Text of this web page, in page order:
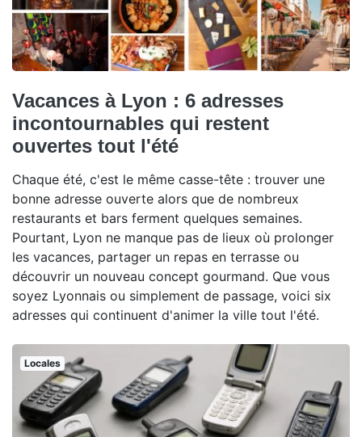
Vacances à Lyon : 6 adresses
incontournables qui restent
ouvertes tout l'été
Chaque été, c'est le même casse-tête : trouver une
bonne adresse ouverte alors que de nombreux
restaurants et bars ferment quelques semaines.
Pourtant, Lyon ne manque pas de lieux où prolonger
les vacances, partager un repas en terrasse ou
découvrir un nouveau concept gourmand. Que vous
soyez Lyonnais ou simplement de passage, voici six
adresses qui continuent d'animer la ville tout l'été.
Locales